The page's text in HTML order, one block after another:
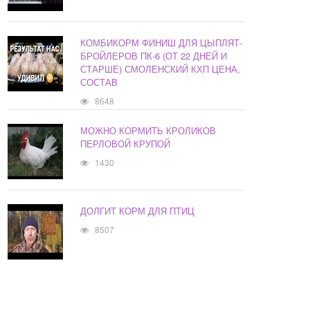
КОМБИКОРМ ФИНИШ ДЛЯ ЦЫПЛЯТ-
БРОЙЛЕРОВ ПК-6 (ОТ 22 ДНЕЙ И
СТАРШЕ) СМОЛЕНСКИЙ КХП ЦЕНА,
СОСТАВ
8648
МОЖНО КОРМИТЬ КРОЛИКОВ
ПЕРЛОВОЙ КРУПОЙ
1430
ДОЛГИТ КОРМ ДЛЯ ПТИЦ
8507